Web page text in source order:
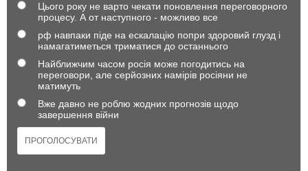
Цього року не варто чекати поновлення переговорного
процесу. А от наступного - можливо все
рф навпаки піде на ескалацію попри здоровий глузд і
намагатиметься триматися до останнього
Найближчим часом росія може погодитись на
переговори, але серйозних намірів росіяни не
матимуть
Вже давно не роблю жодних прогнозів щодо
завершення війни